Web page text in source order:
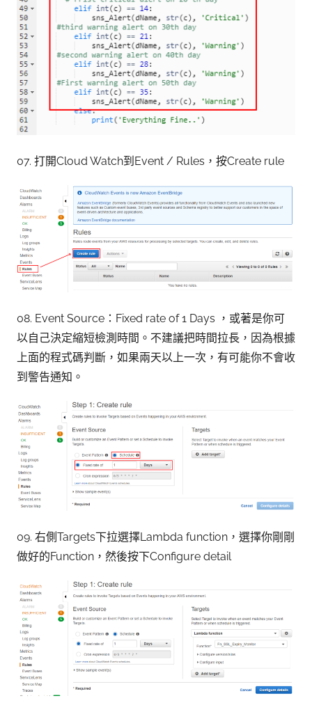
07. 打開Cloud Watch到Event / Rules，按Create rule
08. Event Source：Fixed rate of 1 Days ，或著是你可
以自己決定縮短檢測時間。不建議把時間拉長，因為根據
上面的程式碼判斷，如果兩天以上一次，有可能你不會收
到警告通知。
09. 右側Targets下拉選擇Lambda function，選擇你剛剛
做好的Function，然後按下Configure detail